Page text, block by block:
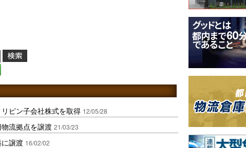
ピン子会社株式を取得 12/05/28
流拠点を譲渡 21/03/23
譲渡 16/02/02